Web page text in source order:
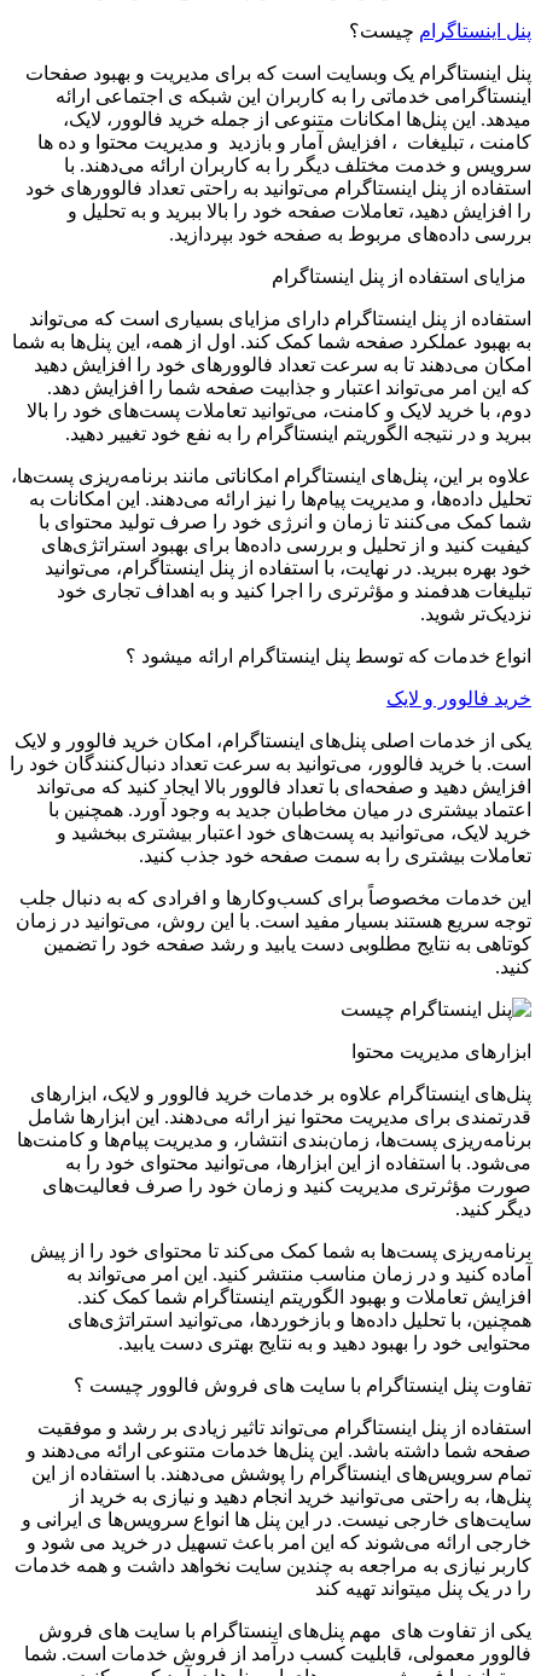
پنل اینستاگرام چیست؟
پنل اینستاگرام یک وبسایت است که برای مدیریت و بهبود صفحات
اینستاگرامی خدماتی را به کاربران این شبکه ی اجتماعی ارائه
میدهد. این پنل‌ها امکانات متنوعی از جمله خرید فالوور، لایک،
کامنت ، تبلیغات ، افزایش آمار و بازدید و مدیریت محتوا و ده ها
سرویس و خدمت مختلف دیگر را به کاربران ارائه می‌دهند. با
استفاده از پنل اینستاگرام می‌توانید به راحتی تعداد فالوورهای خود
را افزایش دهید، تعاملات صفحه خود را بالا ببرید و به تحلیل و
بررسی داده‌های مربوط به صفحه خود بپردازید.
مزایای استفاده از پنل اینستاگرام
استفاده از پنل اینستاگرام دارای مزایای بسیاری است که می‌تواند
به بهبود عملکرد صفحه شما کمک کند. اول از همه، این پنل‌ها به شما
امکان می‌دهند تا به سرعت تعداد فالوورهای خود را افزایش دهید
که این امر می‌تواند اعتبار و جذابیت صفحه شما را افزایش دهد.
دوم، با خرید لایک و کامنت، می‌توانید تعاملات پست‌های خود را بالا
ببرید و در نتیجه الگوریتم اینستاگرام را به نفع خود تغییر دهید.
علاوه بر این، پنل‌های اینستاگرام امکاناتی مانند برنامه‌ریزی پست‌ها،
تحلیل داده‌ها، و مدیریت پیام‌ها را نیز ارائه می‌دهند. این امکانات به
شما کمک می‌کنند تا زمان و انرژی خود را صرف تولید محتوای با
کیفیت کنید و از تحلیل و بررسی داده‌ها برای بهبود استراتژی‌های
خود بهره ببرید. در نهایت، با استفاده از پنل اینستاگرام، می‌توانید
تبلیغات هدفمند و مؤثرتری را اجرا کنید و به اهداف تجاری خود
نزدیک‌تر شوید.
انواع خدمات که توسط پنل اینستاگرام ارائه میشود ؟
خرید فالوور و لایک
یکی از خدمات اصلی پنل‌های اینستاگرام، امکان خرید فالوور و لایک
است. با خرید فالوور، می‌توانید به سرعت تعداد دنبال‌کنندگان خود را
افزایش دهید و صفحه‌ای با تعداد فالوور بالا ایجاد کنید که می‌تواند
اعتماد بیشتری در میان مخاطبان جدید به وجود آورد. همچنین با
خرید لایک، می‌توانید به پست‌های خود اعتبار بیشتری ببخشید و
تعاملات بیشتری را به سمت صفحه خود جذب کنید.
این خدمات مخصوصاً برای کسب‌وکارها و افرادی که به دنبال جلب
توجه سریع هستند بسیار مفید است. با این روش، می‌توانید در زمان
کوتاهی به نتایج مطلوبی دست یابید و رشد صفحه خود را تضمین
کنید.
ابزارهای مدیریت محتوا
پنل‌های اینستاگرام علاوه بر خدمات خرید فالوور و لایک، ابزارهای
قدرتمندی برای مدیریت محتوا نیز ارائه می‌دهند. این ابزارها شامل
برنامه‌ریزی پست‌ها، زمان‌بندی انتشار، و مدیریت پیام‌ها و کامنت‌ها
می‌شود. با استفاده از این ابزارها، می‌توانید محتوای خود را به
صورت مؤثرتری مدیریت کنید و زمان خود را صرف فعالیت‌های
دیگر کنید.
برنامه‌ریزی پست‌ها به شما کمک می‌کند تا محتوای خود را از پیش
آماده کنید و در زمان مناسب منتشر کنید. این امر می‌تواند به
افزایش تعاملات و بهبود الگوریتم اینستاگرام شما کمک کند.
همچنین، با تحلیل داده‌ها و بازخوردها، می‌توانید استراتژی‌های
محتوایی خود را بهبود دهید و به نتایج بهتری دست یابید.
تفاوت پنل اینستاگرام با سایت های فروش فالوور چیست ؟
استفاده از پنل اینستاگرام می‌تواند تاثیر زیادی بر رشد و موفقیت
صفحه شما داشته باشد. این پنل‌ها خدمات متنوعی ارائه می‌دهند و
تمام سرویس‌های اینستاگرام را پوشش می‌دهند. با استفاده از این
پنل‌ها، به راحتی می‌توانید خرید انجام دهید و نیازی به خرید از
سایت‌های خارجی نیست. در این پنل ها انواع سرویس‌ها ی ایرانی و
خارجی ارائه می‌شوند که این امر باعث تسهیل در خرید می شود و
کاربر نیازی به مراجعه به چندین سایت نخواهد داشت و همه خدمات
را در یک پنل میتواند تهیه کند
یکی از تفاوت های مهم پنل‌های اینستاگرام با سایت های فروش
فالوور معمولی، قابلیت کسب درآمد از فروش خدمات است. شما